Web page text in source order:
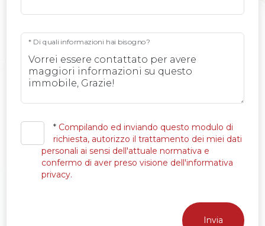
* Di quali informazioni hai bisogno?
* Compilando ed inviando questo modulo di
richiesta, autorizzo il trattamento dei miei dati
personali ai sensi dell'attuale normativa e
confermo di aver preso visione dell'informativa
privacy.
Invia